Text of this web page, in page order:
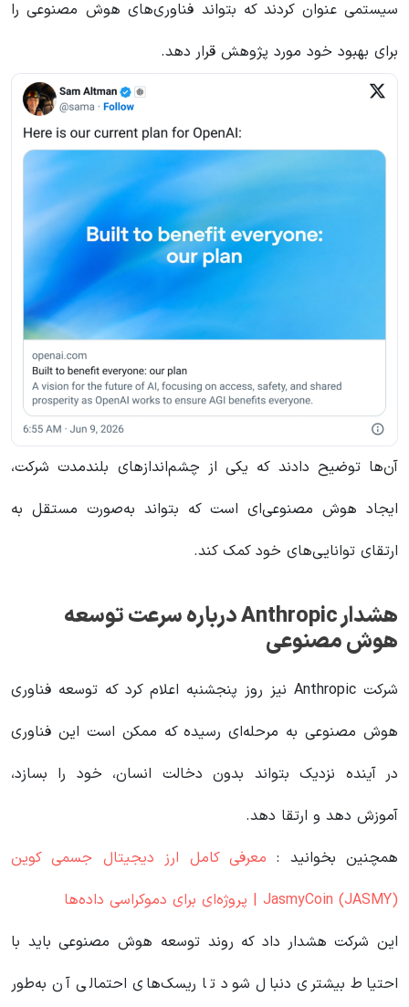
سیستمی عنوان کردند که بتواند فناوری‌های هوش مصنوعی را
برای بهبود خود مورد پژوهش قرار دهد.
آن‌ها توضیح دادند که یکی از چشم‌اندازهای بلندمدت شرکت،
ایجاد هوش مصنوعی‌ای است که بتواند به‌صورت مستقل به
ارتقای توانایی‌های خود کمک کند.
هشدارAnthropic
درباره سرعت توسعه
هوش مصنوعی
شرکت Anthropic نیز روز پنجشنبه اعلام کرد که توسعه فناوری
هوش مصنوعی به مرحله‌ای رسیده که ممکن است این فناوری
در آینده نزدیک بتواند بدون دخالت انسان، خود را بسازد،
آموزش دهد و ارتقا دهد.
همچنین بخوانید : معرفی کامل ارز دیجیتال جسمی کوین
JasmyCoin (JASMY) | پروژه‌ای برای دموکراسی داده‌ها
این شرکت هشدار داد که روند توسعه هوش مصنوعی باید با
احتیاط بیشتری دنبال شود تا ریسک‌های احتمالی آن به‌طور